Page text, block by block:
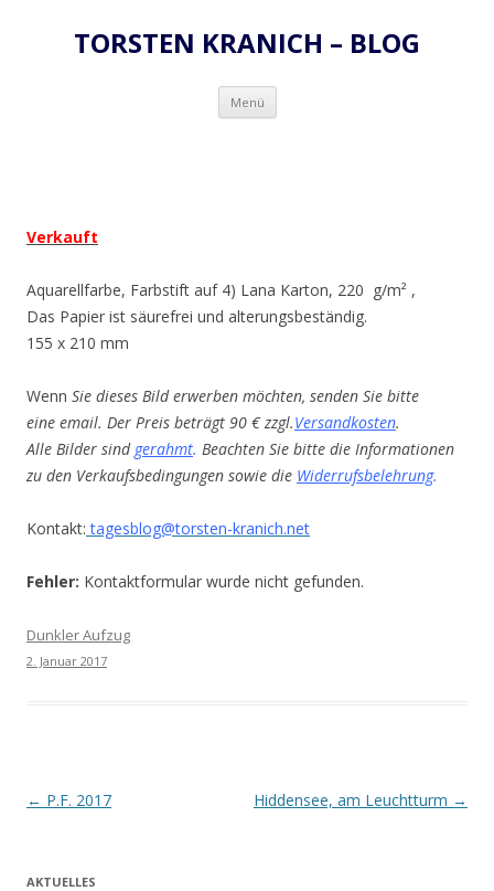
TORSTEN KRANICH – BLOG
Menü Zum
springen
Verkauft
Aquarellfarbe, Farbstift auf 4) Lana Karton, 220 g/m² ,
Das Papier ist säurefrei und alterungsbeständig.
155 x 210 mm
Wenn Sie dieses Bild erwerben möchten, senden Sie bitte
eine email. Der Preis beträgt 90 € zzgl.Versandkosten.
Alle Bilder sind gerahmt. Beachten Sie bitte die Informationen
zu den Verkaufsbedingungen sowie die Widerrufsbelehrung.
Kontakt: tagesblog@torsten-kranich.net
Fehler: Kontaktformular wurde nicht gefunden.
Dunkler Aufzug
2. Januar 2017
Beitrags-
← P.F. 2017 Hiddensee, am Leuchtturm →
AKTUELLES